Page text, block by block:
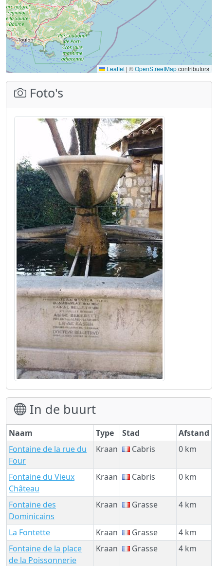
Leaflet | ©OpenStreetMapcontributors
Foto's
In de buurt
Naam Type Stad
Afstand
Fontaine de la rue du
Four
Kraan Cabris 0 km
Fontaine du Vieux
Château
Kraan Cabris 0 km
Fontaine des
Dominicains
Kraan Grasse 4 km
La Fontette Kraan Grasse
4 km
Fontaine de la place
de la Poissonnerie
Kraan Grasse 4 km